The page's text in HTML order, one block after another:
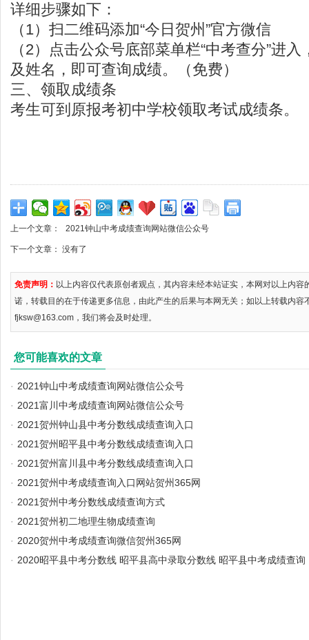
详细步骤如下：
（1）扫二维码添加“今日贺州”官方微信
（2）点击公众号底部菜单栏“中考查分”进
及姓名，即可查询成绩。（免费）
三、领取成绩条
考生可到原报考初中学校领取考试成绩条。
上一个文章： 2021钟山中考成绩查询网站微信公众号
下一个文章： 没有了
免责声明： 以上内容仅代表原创者观点，其内容未经本站证实，本网对以上内
诺，转载目的在于传递更多信息，由此产生的后果与本网无关；如以上转载内容
fjksw@163.com，我们将会及时处理。
您可能喜欢的文章
· 2021钟山中考成绩查询网站微信公众号
· 2021富川中考成绩查询网站微信公众号
· 2021贺州钟山县中考分数线成绩查询入口
· 2021贺州昭平县中考分数线成绩查询入口
· 2021贺州富川县中考分数线成绩查询入口
· 2021贺州中考成绩查询入口网站贺州365网
· 2021贺州中考分数线成绩查询方式
· 2021贺州初二地理生物成绩查询
· 2020贺州中考成绩查询微信贺州365网
· 2020昭平县中考分数线 昭平县高中录取分数线 昭平县中考成绩查询